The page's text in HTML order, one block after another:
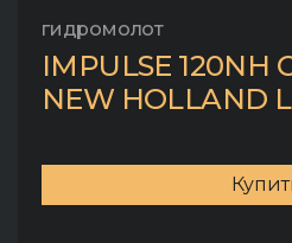
гидромолот
IMPULSE 120NH
NEW HOLLAND